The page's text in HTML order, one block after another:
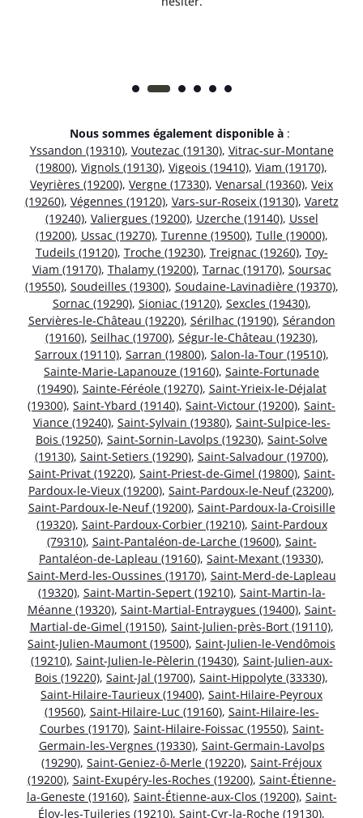
Nous sommes également disponible à :
Yssandon (19310), Voutezac (19130), Vitrac-sur-Montane
(19800), Vignols (19130), Vigeois (19410), Viam (19170),
Veyrières (19200), Vergne (17330), Venarsal (19360), Veix
(19260), Végennes (19120), Vars-sur-Roseix (19130), Varetz
(19240), Valiergues (19200), Uzerche (19140), Ussel
(19200), Ussac (19270), Turenne (19500), Tulle (19000),
Tudeils (19120), Troche (19230), Treignac (19260), Toy-
Viam (19170), Thalamy (19200), Tarnac (19170), Soursac
(19550), Soudeilles (19300), Soudaine-Lavinadière (19370),
Sornac (19290), Sioniac (19120), Sexcles (19430),
Servières-le-Château (19220), Sérilhac (19190), Sérandon
(19160), Seilhac (19700), Ségur-le-Château (19230),
Sarroux (19110), Sarran (19800), Salon-la-Tour (19510),
Sainte-Marie-Lapanouze (19160), Sainte-Fortunade
(19490), Sainte-Féréole (19270), Saint-Yrieix-le-Déjalat
(19300), Saint-Ybard (19140), Saint-Victour (19200), Saint-
Viance (19240), Saint-Sylvain (19380), Saint-Sulpice-les-
Bois (19250), Saint-Sornin-Lavolps (19230), Saint-Solve
(19130), Saint-Setiers (19290), Saint-Salvadour (19700),
Saint-Privat (19220), Saint-Priest-de-Gimel (19800), Saint-
Pardoux-le-Vieux (19200), Saint-Pardoux-le-Neuf (23200),
Saint-Pardoux-le-Neuf (19200), Saint-Pardoux-la-Croisille
(19320), Saint-Pardoux-Corbier (19210), Saint-Pardoux
(79310), Saint-Pantaléon-de-Larche (19600), Saint-
Pantaléon-de-Lapleau (19160), Saint-Mexant (19330),
Saint-Merd-les-Oussines (19170), Saint-Merd-de-Lapleau
(19320), Saint-Martin-Sepert (19210), Saint-Martin-la-
Méanne (19320), Saint-Martial-Entraygues (19400), Saint-
Martial-de-Gimel (19150), Saint-Julien-près-Bort (19110),
Saint-Julien-Maumont (19500), Saint-Julien-le-Vendômois
(19210), Saint-Julien-le-Pèlerin (19430), Saint-Julien-aux-
Bois (19220), Saint-Jal (19700), Saint-Hippolyte (33330),
Saint-Hilaire-Taurieux (19400), Saint-Hilaire-Peyroux
(19560), Saint-Hilaire-Luc (19160), Saint-Hilaire-les-
Courbes (19170), Saint-Hilaire-Foissac (19550), Saint-
Germain-les-Vergnes (19330), Saint-Germain-Lavolps
(19290), Saint-Geniez-ô-Merle (19220), Saint-Fréjoux
(19200), Saint-Exupéry-les-Roches (19200), Saint-Étienne-
la-Geneste (19160), Saint-Étienne-aux-Clos (19200), Saint-
Éloy-les-Tuileries (19210), Saint-Cyr-la-Roche (19130),